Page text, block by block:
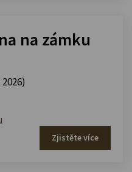
na zámku
Zjistěte více